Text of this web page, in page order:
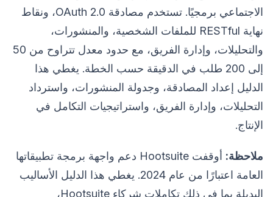
الاجتماعي برمجيًا. تستخدم مصادقة OAuth 2.0، ونقاط
نهاية RESTful للملفات الشخصية، والمنشورات،
والتحليلات، وإدارة الفريق، مع حدود معدل تتراوح من 50
إلى 200 طلب في الدقيقة حسب الخطة. يغطي هذا
الدليل إعداد المصادقة، وجدولة المنشورات، واسترداد
التحليلات، وإدارة الفريق، واستراتيجيات التكامل في
الإنتاج.
ملاحظة:
أوقفت Hootsuite دعم واجهة برمجة تطبيقاتها
العامة اعتبارًا من عام 2024. يغطي هذا الدليل الأساليب
البديلة بما في ذلك تكاملات شركاء Hootsuite،